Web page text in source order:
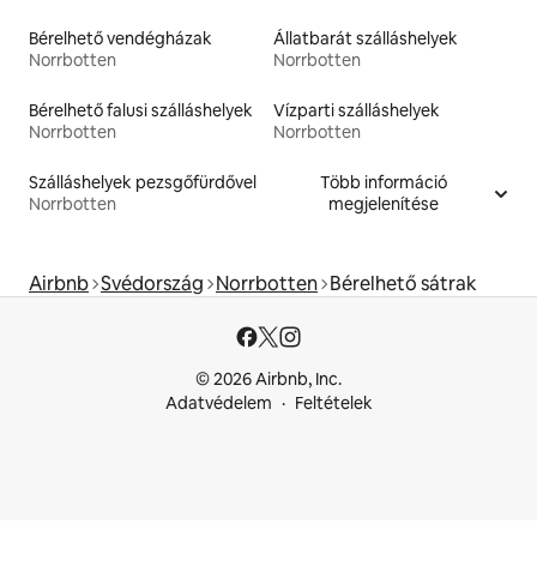
Bérelhető vendégházak
Norrbotten
Állatbarát szálláshelyek
Norrbotten
Bérelhető falusi szálláshelyek
Norrbotten
Vízparti szálláshelyek
Norrbotten
Szálláshelyek pezsgőfürdővel
Norrbotten
Több információ
megjelenítése
Airbnb Svédország Norrbotten Bérelhető sátrak
© 2026 Airbnb, Inc.
Adatvédelem
Feltételek